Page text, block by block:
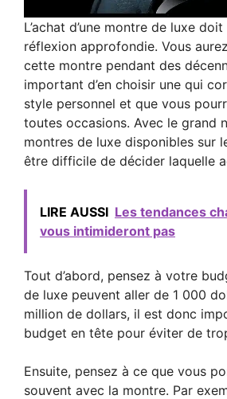
L’achat d’une montre de luxe doit
réflexion approfondie. Vous
cette montre pendant des
important d’en choisir une qui
style personnel et que vous
toutes occasions. Avec le grand
montres de luxe disponibles sur
être difficile de décider laquelle
LIRE AUSSI Les tendances
vous intimideront pas
Tout d’abord, pensez à votre
de luxe peuvent aller de 1 000
million de dollars, il est donc
budget en tête pour éviter de
Ensuite, pensez à ce que vous
souvent avec la montre. Par